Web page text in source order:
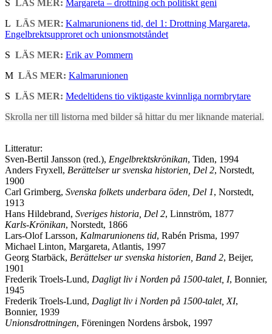
S LÄS MER: Margareta – drottning och politiskt geni
L LÄS MER: Kalmarunionens tid, del 1: Drottning Margareta,
Engelbrektsupproret och unionsmotståndet
S LÄS MER: Erik av Pommern
M LÄS MER: Kalmarunionen
S LÄS MER: Medeltidens tio viktigaste kvinnliga normbrytare
Skrolla ner till listorna med bilder så hittar du mer liknande material.
Litteratur:
Sven-Bertil Jansson (red.), Engelbrektskrönikan, Tiden, 1994
Anders Fryxell, Berättelser ur svenska historien, Del 2, Norstedt,
1900
Carl Grimberg, Svenska folkets underbara öden, Del 1, Norstedt,
1913
Hans Hildebrand, Sveriges historia, Del 2, Linnström, 1877
Karls-Krönikan, Norstedt, 1866
Lars-Olof Larsson, Kalmarunionens tid, Rabén Prisma, 1997
Michael Linton, Margareta, Atlantis, 1997
Georg Starbäck, Berättelser ur svenska historien, Band 2, Beijer,
1901
Frederik Troels-Lund, Dagligt liv i Norden på 1500-talet, I, Bonnier,
1945
Frederik Troels-Lund, Dagligt liv i Norden på 1500-talet, XI,
Bonnier, 1939
Unionsdrottningen, Föreningen Nordens årsbok, 1997